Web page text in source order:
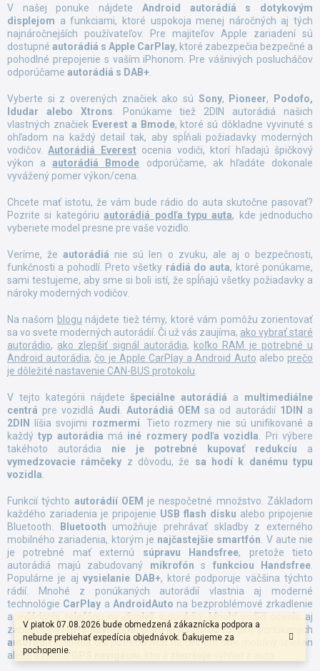
V piatok 07.08.2026 bude obmedzená zákaznícka podpora a
nebude prebiehať expedícia objednávok. Ďakujeme za
pochopenie.
p
r
v
k
y
ý
p
i
s
u
V našej ponuke nájdete Android autorádiá s dotykovým
displejom a funkciami, ktoré uspokoja menej náročných aj tých
najnáročnejších používateľov. Pre majiteľov Apple zariadení sú
dostupné autorádiá s Apple CarPlay, ktoré zabezpečia bezpečné a
pohodlné prepojenie s vaším iPhonom. Pre vášnivých poslucháčov
odporúčame autorádiá s DAB+
Vyberte si z overených značiek ako sú Sony, Pioneer,
Podofo,
Idudar alebo Xtrons . Ponúkame tiež 2DIN autorádiá našich
vlastných značiek Everest a Bmode, ktoré sú dôkladne vyvinuté s
ohľadom na každý detail tak, aby spĺňali požiadavky moderných
vodičov.Autorádiá Everestocenia vodiči, ktorí hľadajú špičkový
výkon aautorádiá Bmode odporúčame, ak hľadáte dokonale
vyvážený pomer výkon/cena.
Chcete mať istotu, že vám bude rádio do auta skutočne pasovať?
Pozrite si kategóriuautorádiá podľa typu auta, kde jednoducho
vyberiete model presne pre vaše vozidlo.
Veríme, žeautorádiá nie sú len o zvuku, ale aj o bezpečnosti,
funkčnosti a pohodlí. Preto všetky rádiá do auta, ktoré ponúkame,
sami testujeme, aby sme si boli istí, že spĺňajú všetky požiadavky a
nároky moderných vodičov.
Na našom blogu nájdete tiež témy, ktoré vám pomôžu zorientovať
sa vo svete moderných autorádií. Či už vás zaujíma, ako vybrať staré
autorádio, ako zlepšiť signál autorádia, koľko RAM je potrebné u
Android autorádia,čo je Apple CarPlay a Android Auto alebo prečo
je dôležité nastavenie CAN-BUS protokolu
V tejto kategórii nájdetešpeciálne autorádiá a multimediálne
centrá pre vozidlá Audi Autorádiá OEM sa od autorádií 1DIN
a
2DIN
líšia svojimi rozmermi . Tieto rozmery nie sú unifikované a
každýtyp autorádia má iné rozmery podľa vozidla . Pri výbere
takéhoto autorádia nie je potrebné kupovať redukciu a
vymedzovacie rámčeky z dôvodu, že sa hodí
k danému typu
vozidla
Funkcií týchto autorádií OEM je nespočetné množstvo. Základom
každého zariadenia je pripojenie USB flash disku alebo pripojenie
Bluetooth.
Bluetooth umožňuje prehrávať skladby z externého
mobilného zariadenia, ktorým je najčastejšie smartfón . V aute nie
je potrebné mať externú súpravu Handsfree, pretože tieto
autorádiá majú zabudovaný mikrofón s funkciou Handsfree
Populárne je ajvysielanie DAB+, ktoré podporuje väčšina týchto
rádií. Mnohé z ponúkaných autorádií vlastnia aj moderné
technológie CarPlay aAndroidAuto na bezproblémové zrkadlenie
a ovládanie telefónu na displeji autorádia. Mnohí vodiči ocenia aj
zabudovanú GPS navigáciu, ktorá je súčasťou väčšiny ponúkaných
autorádií. Odpadá tak potreba mať na čelnom skle mobilný telefón
alebo externú